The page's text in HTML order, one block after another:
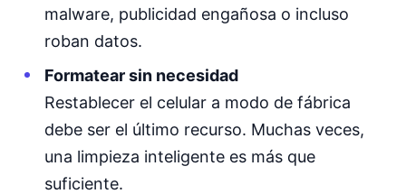
malware, publicidad engañosa o incluso
roban datos.
Formatear sin necesidad
Restablecer el celular a modo de fábrica
debe ser el último recurso. Muchas veces,
una limpieza inteligente es más que
suficiente.